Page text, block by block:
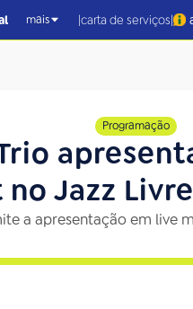
mais |carta de serviços|
Programação
no Jazz
a apresentação em live